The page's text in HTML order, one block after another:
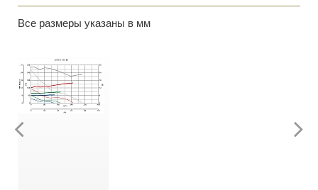
Все размеры указаны в мм